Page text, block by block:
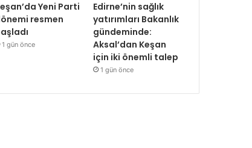
Yeni Parti
resmen
1 gün önce
Edirne’nin sağlık
yatırımları Bakanlık
gündeminde:
Aksal’dan Keşan
için iki önemli talep
1 gün önce